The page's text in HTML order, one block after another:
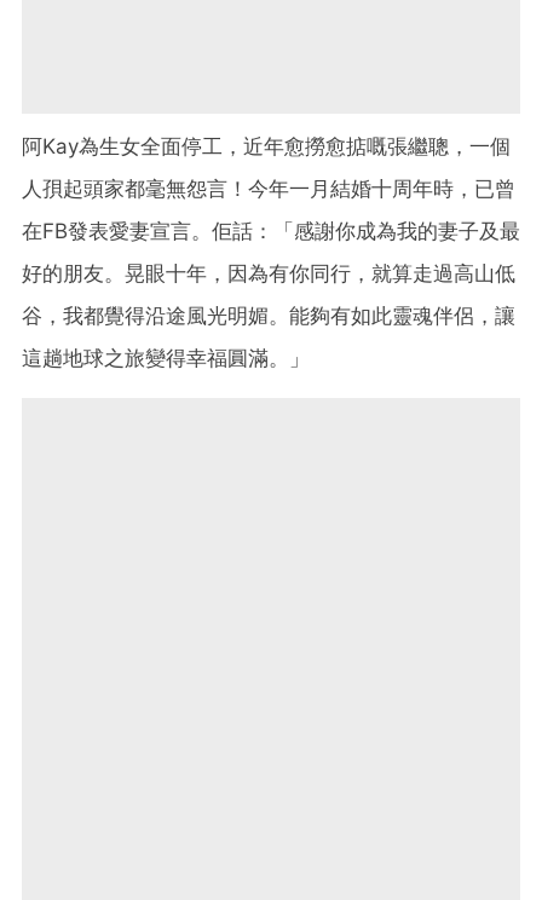
阿Kay為生女全面停工，近年愈撈愈掂嘅張繼聰，一個
人孭起頭家都毫無怨言！今年一月結婚十周年時，已曾
在FB發表愛妻宣言。佢話：「感謝你成為我的妻子及最
好的朋友。晃眼十年，因為有你同行，就算走過高山低
谷，我都覺得沿途風光明媚。能夠有如此靈魂伴侶，讓
這趟地球之旅變得幸福圓滿。」